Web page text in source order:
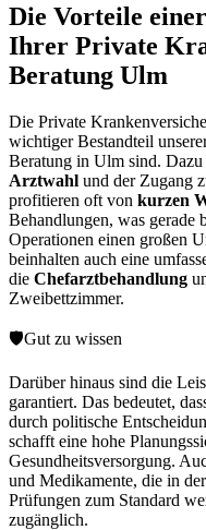
Die Vorteile
Ihrer Private
Beratung Ulm
Die Private
wichtiger Bestandteil
Beratung in Ulm sind.
Arztwahl und der Zugang
profitieren oft von kurzen
Behandlungen, was gerade
Operationen einen großen
beinhalten auch eine
die Chefarztbehandlung
Zweibettzimmer.
🛡️Gut zu wissen
Darüber hinaus sind die
garantiert. Das bedeutet,
durch politische
schafft eine hohe
Gesundheitsversorgung.
und Medikamente, die in
Prüfungen zum Standard
zugänglich.